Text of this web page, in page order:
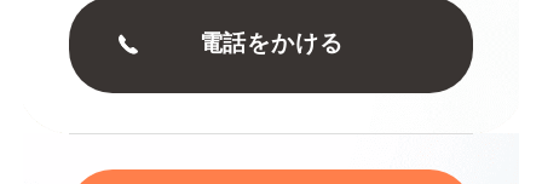
電話をかける